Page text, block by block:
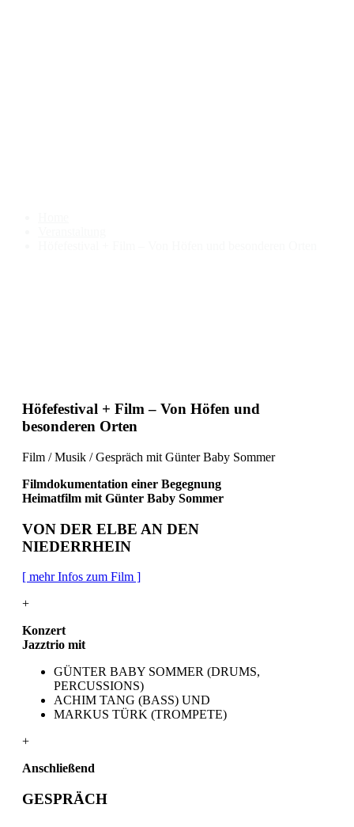
Höfefestival + Film – Von Höfen und
besonderen Orten
Film / Musik / Gespräch mit Günter Baby Sommer
Filmdokumentation einer Begegnung
Heimatfilm mit Günter Baby Sommer
VON DER ELBE AN DEN
NIEDERRHEIN
[ mehr Infos zum Film ]
+
Konzert
Jazztrio mit
GÜNTER BABY SOMMER (DRUMS,
PERCUSSIONS)
ACHIM TANG (BASS) UND
MARKUS TÜRK (TROMPETE)
+
Anschließend
GESPRÄCH